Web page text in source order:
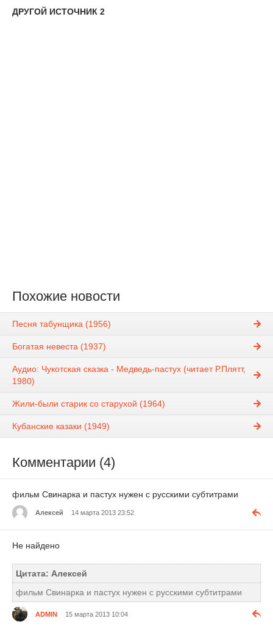
ДРУГОЙ ИСТОЧНИК 2
Похожие новости
Песня табунщика (1956)
Богатая невеста (1937)
Аудио: Чукотская сказка - Медведь-пастух (читает Р.Плятт,
1980)
Жили-были старик со старухой (1964)
Кубанские казаки (1949)
Комментарии (4)
фильм Свинарка и пастух нужен с русскими субтитрами
Алексей 14 марта 2013 23:52
Не найдено
Цитата: Алексей
фильм Свинарка и пастух нужен с русскими субтитрами
ADMIN 15 марта 2013 10:04